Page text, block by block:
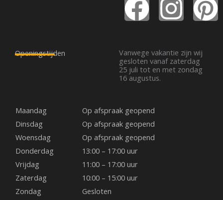
F
a
c
e
b
o
o
k
I
n
s
t
P
i
Openingstijden
Vanwege vakantie zijn wij
gesloten vanaf zaterdag
25 juli tot en met zondag
16 augustus.
Maandag
Op afspraak geopend
Dinsdag
Op afspraak geopend
Woensdag
Op afspraak geopend
Donderdag
13:00 – 17:00 uur
Vrijdag
11:00 – 17:00 uur
Zaterdag
10:00 – 15:00 uur
Zondag
Gesloten